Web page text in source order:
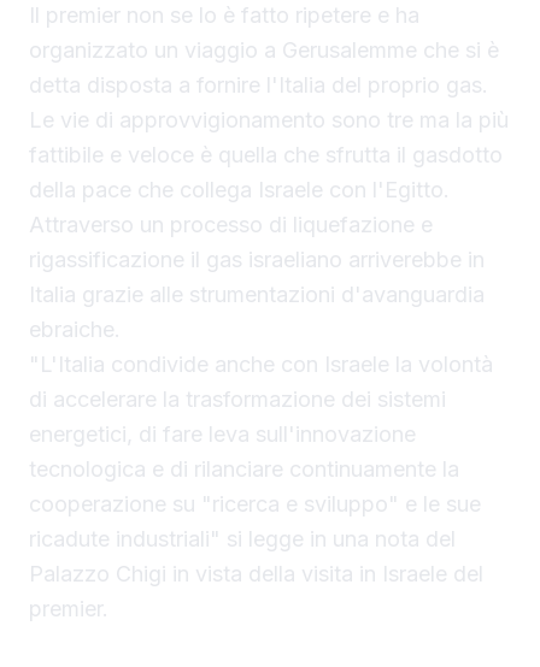
Il premier non se lo è fatto ripetere e ha
organizzato un viaggio a Gerusalemme che si è
detta disposta a fornire l'Italia del proprio gas.
Le vie di approvvigionamento sono tre ma la più
fattibile e veloce è quella che sfrutta il gasdotto
della pace che collega Israele con l'Egitto.
Attraverso un processo di liquefazione e
rigassificazione il gas israeliano arriverebbe in
Italia grazie alle strumentazioni d'avanguardia
ebraiche.
"L'Italia condivide anche con Israele la volontà
di accelerare la trasformazione dei sistemi
energetici, di fare leva sull'innovazione
tecnologica e di rilanciare continuamente la
cooperazione su "ricerca e sviluppo" e le sue
ricadute industriali" si legge in una nota del
Palazzo Chigi in vista della visita in Israele del
premier.